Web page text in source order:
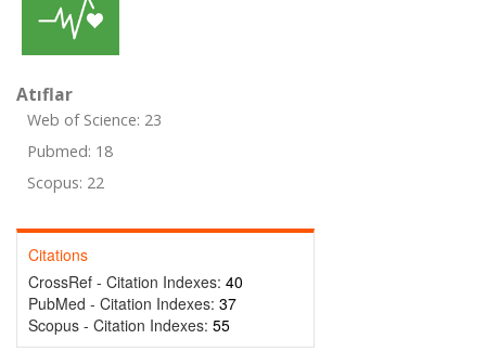
Atıflar
Web of Science: 23
Pubmed: 18
Scopus: 22
Citations
CrossRef - Citation Indexes: 40
PubMed - Citation Indexes: 37
Scopus - Citation Indexes: 55